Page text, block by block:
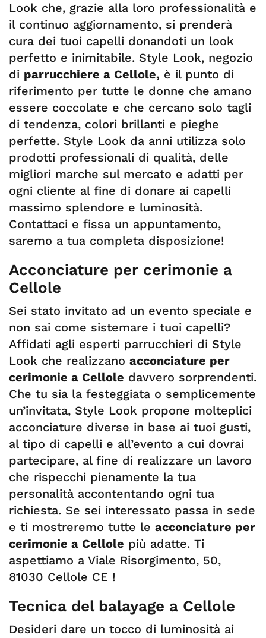
Look che, grazie alla loro professionalità e
il continuo aggiornamento, si prenderà
cura dei tuoi capelli donandoti un look
perfetto e inimitabile. Style Look, negozio
di parrucchiere a Cellole, è il punto di
riferimento per tutte le donne che amano
essere coccolate e che cercano solo tagli
di tendenza, colori brillanti e pieghe
perfette. Style Look da anni utilizza solo
prodotti professionali di qualità, delle
migliori marche sul mercato e adatti per
ogni cliente al fine di donare ai capelli
massimo splendore e luminosità.
Contattaci e fissa un appuntamento,
saremo a tua completa disposizione!
Acconciature per cerimonie a
Cellole
Sei stato invitato ad un evento speciale e
non sai come sistemare i tuoi capelli?
Affidati agli esperti parrucchieri di Style
Look che realizzano acconciature per
cerimonie a Cellole davvero sorprendenti.
Che tu sia la festeggiata o semplicemente
un’invitata, Style Look propone molteplici
acconciature diverse in base ai tuoi gusti,
al tipo di capelli e all’evento a cui dovrai
partecipare, al fine di realizzare un lavoro
che rispecchi pienamente la tua
personalità accontentando ogni tua
richiesta. Se sei interessato passa in sede
e ti mostreremo tutte le acconciature per
cerimonie a Cellole più adatte. Ti
aspettiamo a Viale Risorgimento, 50,
81030 Cellole CE !
Tecnica del balayage a Cellole
Desideri dare un tocco di luminosità ai